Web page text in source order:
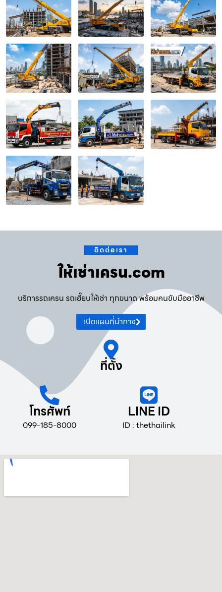
ติดต่อเรา
ให้เช่าเครน.com
บริการรถเครน รถเฮี๊ยบให้เช่า ทุกขนาด พร้อมคนขับมืออาชีพ
เปิดแผนที่นำทาง
ที่ตั้ง
โทรศัพท์
099-185-8000
LINE ID
ID : thethailink